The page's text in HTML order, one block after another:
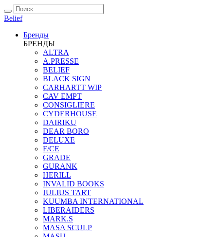
Belief
Бренды
БРЕНДЫ
ALTRA
A.PRESSE
BELIEF
BLACK SIGN
CARHARTT WIP
CAV EMPT
CONSIGLIERE
CYDERHOUSE
DAIRIKU
DEAR BORO
DELUXE
F/CE
GRADE
GURANK
HERILL
INVALID BOOKS
JULIUS TART
KUUMBA INTERNATIONAL
LIBERAIDERS
MARK.S
MASA SCULP